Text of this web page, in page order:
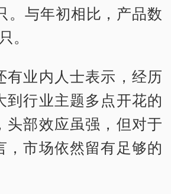
。与年初相比，产品数
。
业内人士表示，经历
到行业主题多点开花的
头部效应虽强，但对于
，市场依然留有足够的